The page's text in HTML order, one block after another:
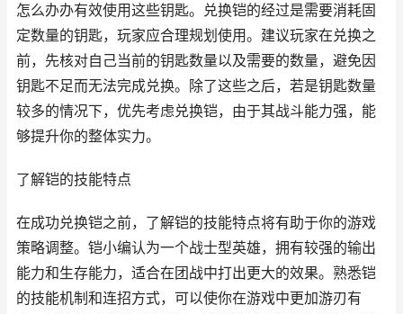
怎么办办有效使用这些钥匙。兑换铠的经过是需要消耗固
定数量的钥匙，玩家应合理规划使用。建议玩家在兑换之
前，先核对自己当前的钥匙数量以及需要的数量，避免因
钥匙不足而无法完成兑换。除了这些之后，若是钥匙数量
较多的情况下，优先考虑兑换铠，由于其战斗能力强，能
够提升你的整体实力。
了解铠的技能特点
在成功兑换铠之前，了解铠的技能特点将有助于你的游戏
策略调整。铠小编认为一个战士型英雄，拥有较强的输出
能力和生存能力，适合在团战中打出更大的效果。熟悉铠
的技能机制和连招方式，可以使你在游戏中更加游刃有